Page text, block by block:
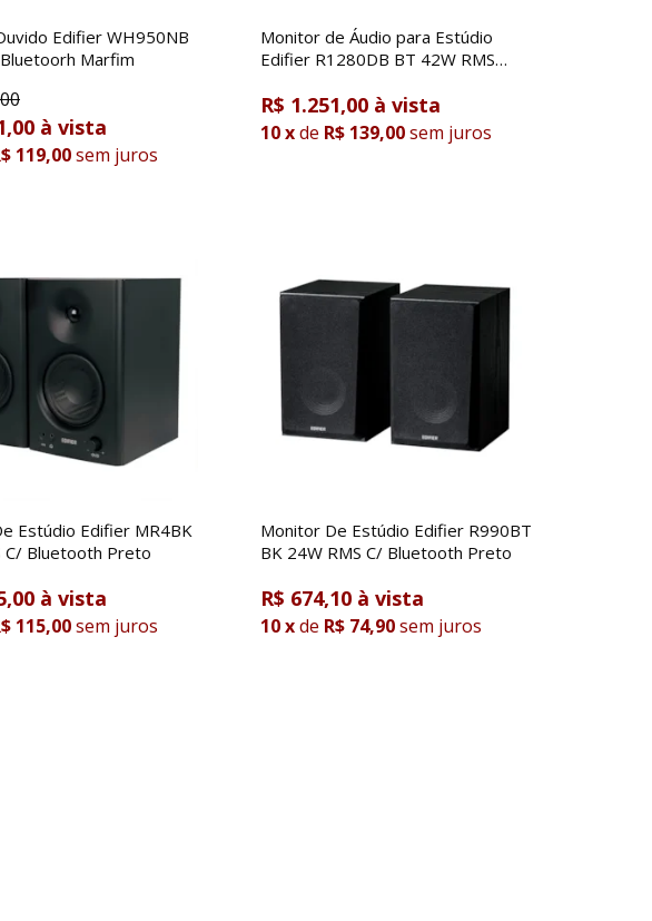
Edifier WH950NB
Marfim
119,00sem juros
Monitor de Áudio para Estúdio
Edifier R1280DB BT 42W RMS
R$ 1.251,00
10xde R$ 139,00sem juros
Estúdio Edifier MR4BK
C/ Bluetooth Preto
115,00sem juros
Monitor De Estúdio Edifier R990BT
BK 24W RMS C/ Bluetooth Preto
R$ 674,10
10xde R$ 74,90sem juros